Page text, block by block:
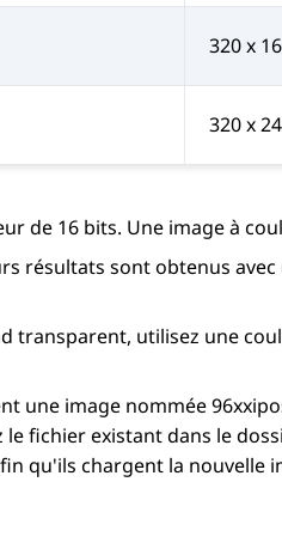
320 x
320 x
de 16 bits. Une image à
résultats sont obtenus
transparent, utilisez une
une image nommée
le fichier existant dans le
qu'ils chargent la nouvelle